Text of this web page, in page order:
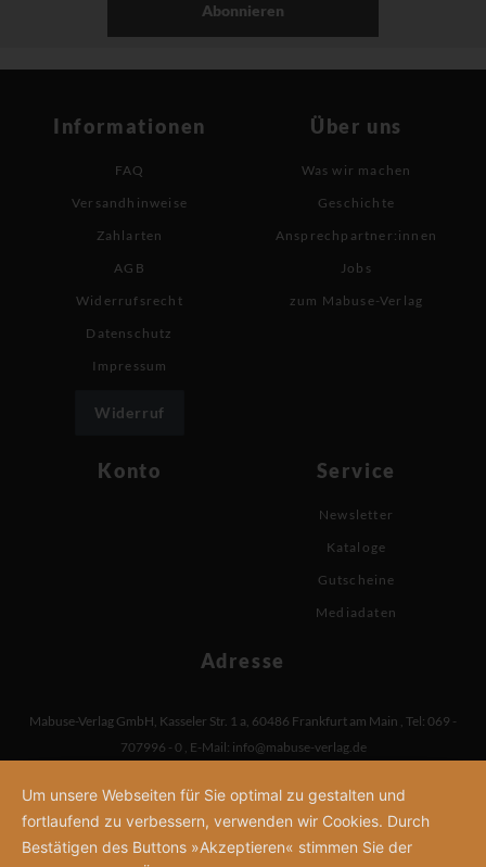
Abonnieren
Informationen
FAQ
Versandhinweise
Zahlarten
AGB
Widerrufsrecht
Datenschutz
Impressum
Widerruf
Über uns
Was wir machen
Geschichte
Ansprechpartner:innen
Jobs
zum Mabuse-Verlag
Konto Service
Newsletter
Kataloge
Gutscheine
Mediadaten
Adresse
Mabuse-Verlag GmbH, Kasseler Str. 1 a, 60486 Frankfurt am Main , Tel: 069 -
707996 - 0 , E-Mail: info@mabuse-verlag.de
Um unsere Webseiten für Sie optimal zu gestalten und
fortlaufend zu verbessern, verwenden wir Cookies. Durch
Bestätigen des Buttons »Akzeptieren« stimmen Sie der